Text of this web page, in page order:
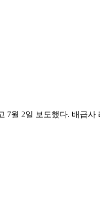
7월 2일 보도했다. 배급사